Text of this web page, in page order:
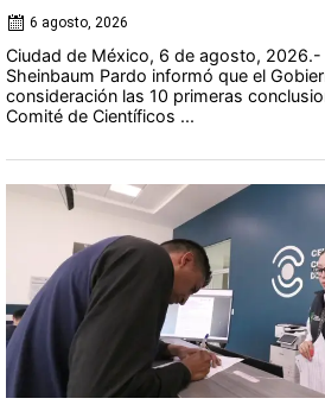
6 agosto, 2026
Ciudad de México, 6 de agosto, 2026.-
Sheinbaum Pardo informó que el
consideración las 10 primeras
Comité de Científicos ...